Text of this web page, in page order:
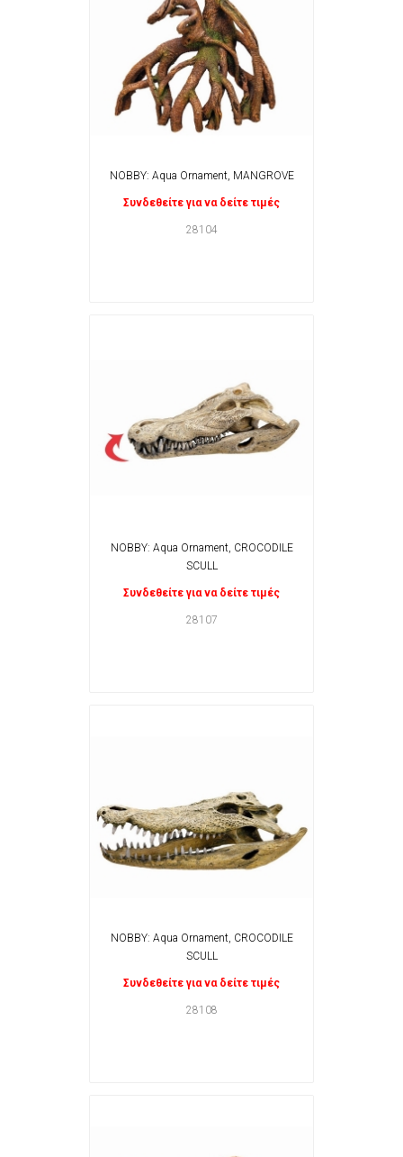
NOBBY: Aqua Ornament, MANGROVE
Συνδεθείτε για να δείτε τιμές
28104
NOBBY: Aqua Ornament, CROCODILE
SCULL
Συνδεθείτε για να δείτε τιμές
28107
NOBBY: Aqua Ornament, CROCODILE
SCULL
Συνδεθείτε για να δείτε τιμές
28108